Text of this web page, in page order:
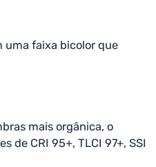
uma faixa bicolor que
mais orgânica, o
de CRI 95+, TLCI 97+, SSI